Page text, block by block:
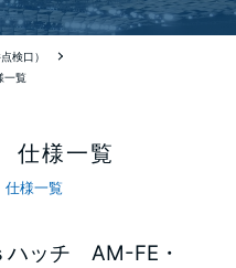
検口）
一覧
仕様一覧
様一覧
ハッチ AM-FE・